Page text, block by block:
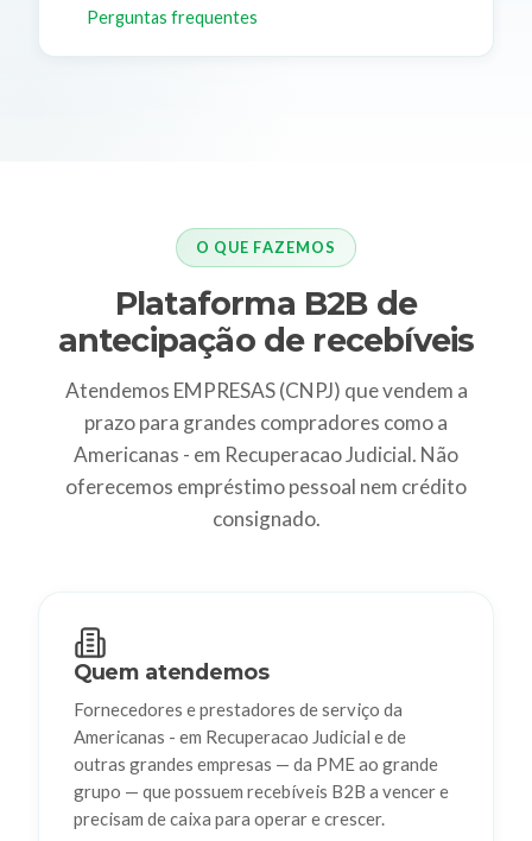
Perguntas frequentes
O QUE FAZEMOS
Plataforma B2B de
antecipação de recebíveis
Atendemos EMPRESAS (CNPJ) que vendem a
prazo para grandes compradores como a
Americanas - em Recuperacao Judicial. Não
oferecemos empréstimo pessoal nem crédito
consignado.
Quem atendemos
Fornecedores e prestadores de serviço da
Americanas - em Recuperacao Judicial e de
outras grandes empresas — da PME ao grande
grupo — que possuem recebíveis B2B a vencer e
precisam de caixa para operar e crescer.